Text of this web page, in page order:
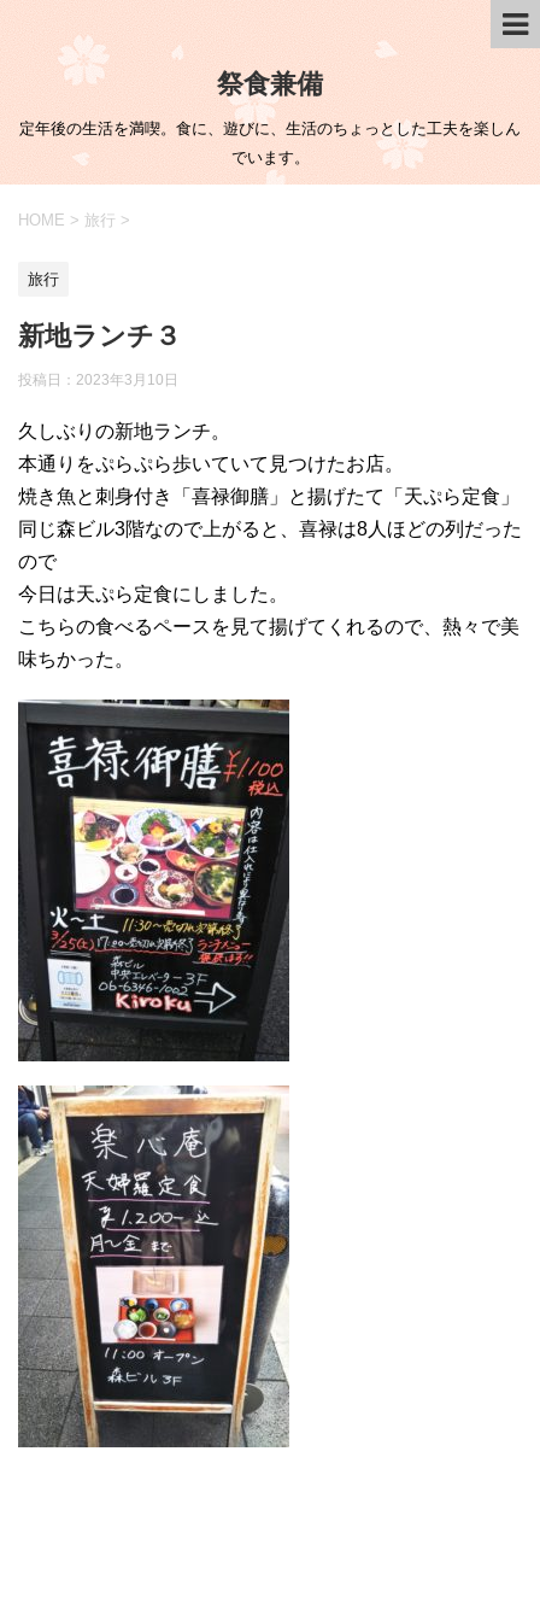
祭食兼備
定年後の生活を満喫。食に、遊びに、生活のちょっとした工夫を楽しん
でいます。
HOME > 旅行 >
旅行
新地ランチ３
投稿日： 2023年3月10日
久しぶりの新地ランチ。
本通りをぷらぷら歩いていて見つけたお店。
焼き魚と刺身付き「喜禄御膳」と揚げたて「天ぷら定食」
同じ森ビル3階なので上がると、喜禄は8人ほどの列だった
ので
今日は天ぷら定食にしました。
こちらの食べるペースを見て揚げてくれるので、熱々で美
味ちかった。